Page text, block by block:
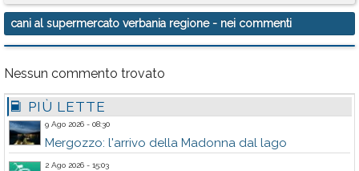
cani al supermercato verbania regione- nei commenti
Nessun commento trovato
PIÙ LETTE
9 Ago 2026 - 08:30
Mergozzo: l'arrivo della Madonna dal lago
2 Ago 2026 - 15:03